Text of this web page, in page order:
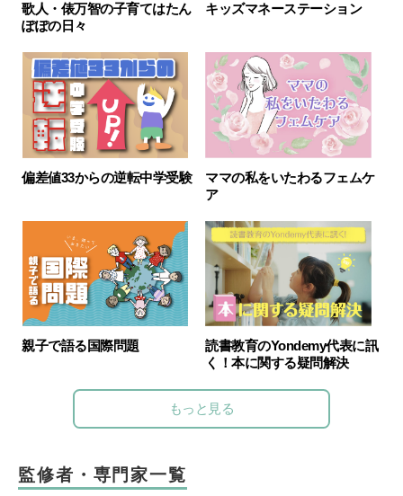
歌人・俵万智の子育てはたん
ぽぽの日々
キッズマネーステーション
偏差値33からの逆転中学受験
ママの私をいたわるフェムケ
ア
親子で語る国際問題
読書教育のYondemy代表に訊
く！本に関する疑問解決
もっと見る
監修者・専門家一覧